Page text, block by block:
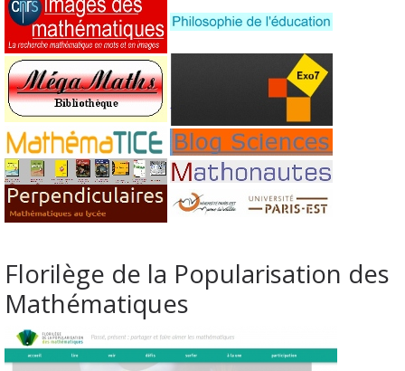
Florilège de la Popularisation des
Mathématiques